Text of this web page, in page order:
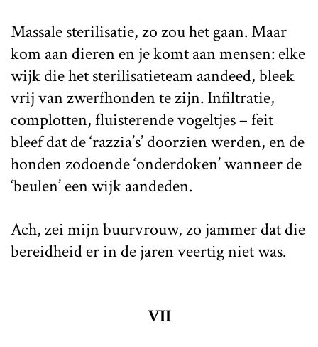
Massale sterilisatie, zo zou het gaan. Maar
kom aan dieren en je komt aan mensen: elke
wijk die het sterilisatieteam aandeed, bleek
vrij van zwerfhonden te zijn. Infiltratie,
complotten, fluisterende vogeltjes – feit
bleef dat de ‘razzia’s’ doorzien werden, en de
honden zodoende ‘onderdoken’ wanneer de
‘beulen’ een wijk aandeden.
Ach, zei mijn buurvrouw, zo jammer dat die
bereidheid er in de jaren veertig niet was.
VII